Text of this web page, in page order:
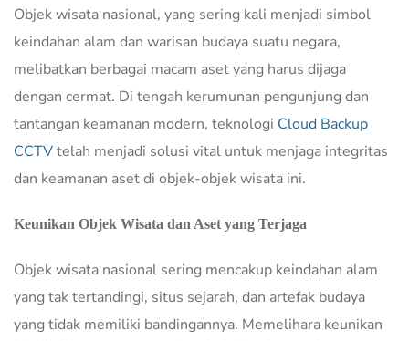
Objek wisata nasional, yang sering kali menjadi simbol
keindahan alam dan warisan budaya suatu negara,
melibatkan berbagai macam aset yang harus dijaga
dengan cermat. Di tengah kerumunan pengunjung dan
tantangan keamanan modern, teknologi Cloud Backup
CCTVtelah menjadi solusi vital untuk menjaga integritas
dan keamanan aset di objek-objek wisata ini.
Keunikan Objek Wisata dan Aset yang Terjaga
Objek wisata nasional sering mencakup keindahan alam
yang tak tertandingi, situs sejarah, dan artefak budaya
yang tidak memiliki bandingannya. Memelihara keunikan